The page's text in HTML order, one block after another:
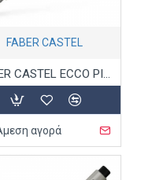
FABER CASTEL
FABER CASTEL ECCO PIGMENT ΜΑΡΚΑΔΟΡΟΣ ΣΧΕΔΙΟΥ 0.1 ΜΑΥΡΟ
αγορά